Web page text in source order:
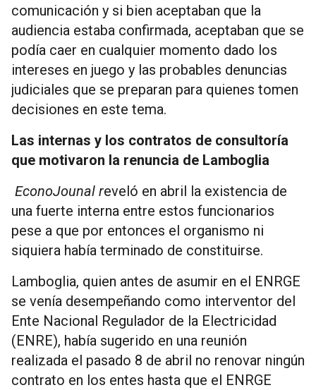
comunicación y si bien aceptaban que la
audiencia estaba confirmada, aceptaban que se
podía caer en cualquier momento dado los
intereses en juego y las probables denuncias
judiciales que se preparan para quienes tomen
decisiones en este tema.
Las internas y los contratos de consultoría
que motivaron la renuncia de Lamboglia
EconoJounal reveló en abril la existencia de
una fuerte interna entre estos funcionarios
pese a que por entonces el organismo ni
siquiera había terminado de constituirse.
Lamboglia, quien antes de asumir en el ENRGE
se venía desempeñando como interventor del
Ente Nacional Regulador de la Electricidad
(ENRE), había sugerido en una reunión
realizada el pasado 8 de abril no renovar ningún
contrato en los entes hasta que el ENRGE